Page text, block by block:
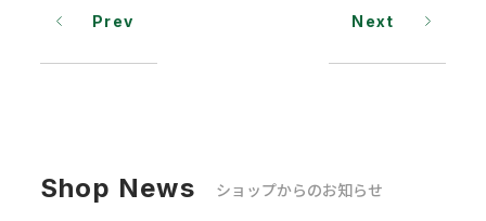
Prev Next
Shop News ショップからのお知らせ